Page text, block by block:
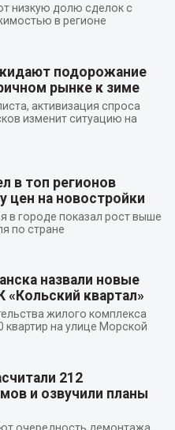
низкую долю сделок с
в регионе
подорожание
рынке к зиме
активизация спроса
изменит ситуацию на
в топ регионов
цен на новостройки
в городе показал рост выше
по стране
назвали новые
квартал»
жилого комплекса
квартир на улице Морской
212
и озвучили планы